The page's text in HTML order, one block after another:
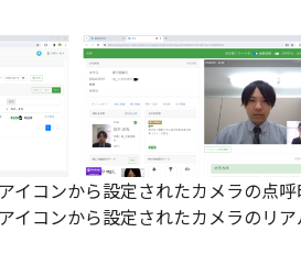
イコンから設定されたカメラの点
イコンから設定されたカメラのリ